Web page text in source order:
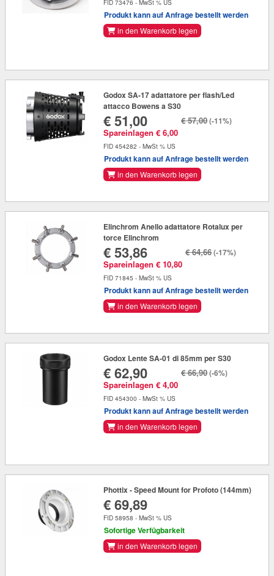
FID 73476 - MwSt % US
Produkt kann auf Anfrage bestellt werden
in den Warenkorb legen
Godox SA-17 adattatore per flash/Led
attacco Bowens a S30
€ 51,00
Spareinlagen € 6,00
€ 57,00(-11%)
FID 454282 - MwSt % US
Produkt kann auf Anfrage bestellt werden
in den Warenkorb legen
Elinchrom Anello adattatore Rotalux per
torce Elinchrom
€ 53,86
Spareinlagen € 10,80
€ 64,66(-17%)
FID 71845 - MwSt % US
Produkt kann auf Anfrage bestellt werden
in den Warenkorb legen
Godox Lente SA-01 di 85mm per S30
€ 62,90
Spareinlagen € 4,00
€ 66,90(-6%)
FID 454300 - MwSt % US
Produkt kann auf Anfrage bestellt werden
in den Warenkorb legen
Phottix - Speed Mount for Profoto (144mm)
€ 69,89
FID 58958 - MwSt % US
Sofortige Verfügbarkeit
in den Warenkorb legen